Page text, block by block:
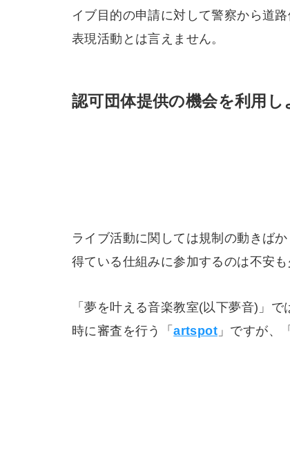
イブ目的の申請に対して警察から道
表現活動とは言えません。
認可団体提供の機会を利用し
ライブ活動に関しては規制の動きば
得ている仕組みに参加するのは不安
「夢を叶える音楽教室(以下夢音)」
時に審査を行う「artspot 」ですが、